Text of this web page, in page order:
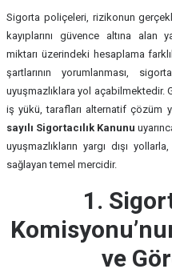
Sigorta poliçeleri, rizikonun
kayıplarını güvence altına
miktarı üzerindeki hesaplama
şartlarının yorumlanması,
uyuşmazlıklara yol açabilmektedir.
iş yükü, tarafları alternatif çözüm
sayılı Sigortacılık Kanunu
uyuşmazlıkların yargı dışı
sağlayan temel mercidir.
1.
ve